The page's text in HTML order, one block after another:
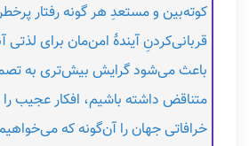
کوته‌بین و مستعدِ هر گونه رفتار
قربانی‌کردنِ آیندهٔ امن‌مان برای لذتی
باعث می‌شود گرایش بیش‌تری به
متناقض داشته باشیم، افکار عجیب
خرافاتی جهان را آن‌گونه که